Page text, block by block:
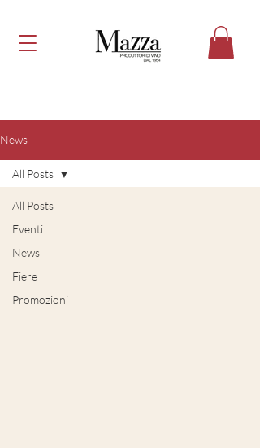
News
All Posts
Eventi
News
Fiere
Promozioni
All Posts